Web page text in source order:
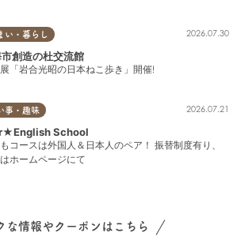
い・暮らし 2026.07.30
創造の杜交流館
「岩合光昭の日本ねこ歩き」開催!
事・趣味 2026.07.21
School
コースは外国人＆日本人のペア！ 振替制度有り、
ホームページにて
な情報やクーポンはこちら